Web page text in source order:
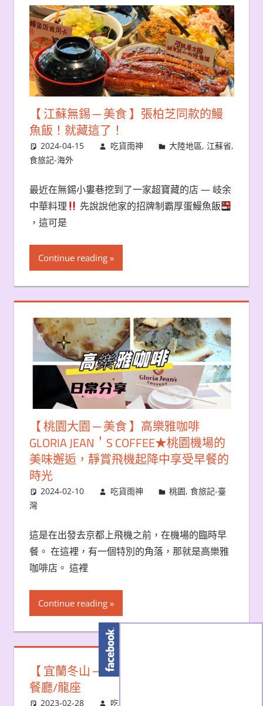
【 江蘇無錫 ─ 美食 】張柏芝同款的鰻
魚飯！就藏這了！
2024-04-15 吃貨雨神 大陸地區,江蘇省,
食旅記-海外
最近在無錫小婁巷挖到了一家超寶藏的店 — 岐余
中華料理
先說說他家的招牌制霸厚蛋鰻魚飯
，這可是
Continue reading
【 桃園大園 ─ 美食 】高樂雅咖啡
GLORIA JEAN＇S COFFEE★桃園機場的
美味邂逅，靜賞飛機起降中享受早餐的
時光
2024-02-10 吃貨雨神 桃園,食旅記-臺
灣
這是在出發去京都上飛機之前，在機場的臨時早
餐。 在這裡，有一個特別的角落，那就是高樂雅
咖啡店。 這裡
Continue reading
【 宜蘭冬山 ─ 美食 】宜蘭冬山鄉景觀
餐廳/龍座
2023-02-28 吃貨雨神